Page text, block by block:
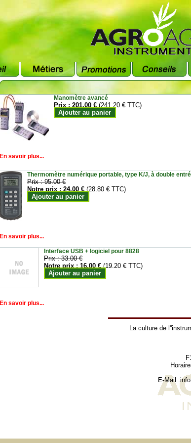
Manomètre avancé
Prix :201.00 € (241.20 € TTC)
Ajouter au panier
En savoir plus...
Thermomètre numérique portable, type K/J, à double
Prix :95.00 €
Notre prix :24.00 € (28.80 € TTC)
Ajouter au panier
En savoir plus...
Interface USB + logiciel pour 8828
Prix :33.00 €
Notre prix :16.00 € (19.20 € TTC)
Ajouter au panier
En savoir plus...
La culture de
E-Mail :